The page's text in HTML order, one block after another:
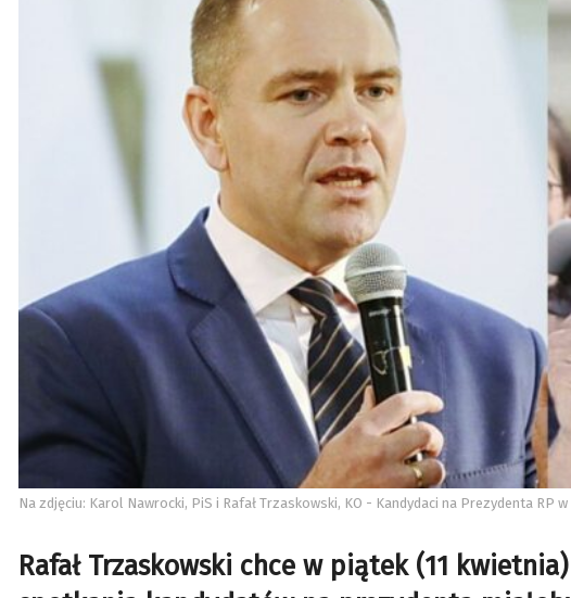
Na zdjęciu: Karol Nawrocki, PiS i Rafał Trzaskowski, KO - Kandydaci na Prezydenta RP
Rafał Trzaskowski chce w piątek (11